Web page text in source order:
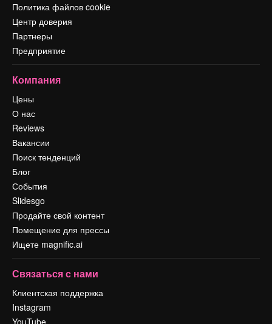
Политика файлов cookie
Центр доверия
Партнеры
Предприятие
Компания
Цены
О нас
Reviews
Вакансии
Поиск тенденций
Блог
События
Slidesgo
Продайте свой контент
Помещение для прессы
Ищете magnific.ai
Связаться с нами
Клиентская поддержка
Instagram